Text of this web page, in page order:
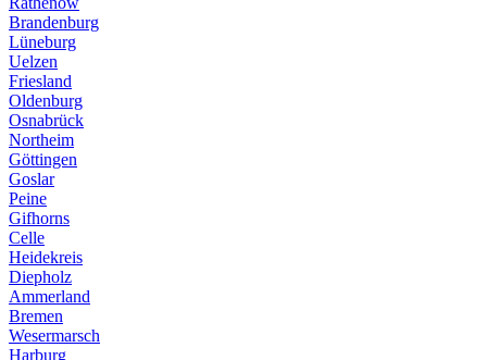
Brandenburg
Lüneburg
Uelzen
Friesland
Oldenburg
Osnabrück
Northeim
Göttingen
Goslar
Peine
Gifhorns
Celle
Heidekreis
Diepholz
Ammerland
Bremen
Wesermarsch
Harburg